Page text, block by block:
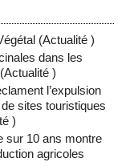
(Actualité)
dans les
(Actualité)
l’expulsion
sites touristiques
)
sur 10 ans montre
agricoles